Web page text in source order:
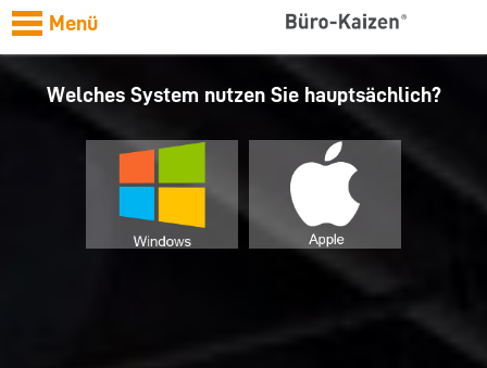
Menü
Welches System nutzen Sie hauptsächlich?